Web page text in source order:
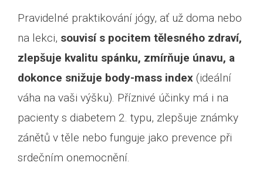
Pravidelné praktikování jógy, ať už doma nebo
na lekci, souvisí s pocitem tělesného zdraví,
zlepšuje kvalitu spánku, zmírňuje únavu, a
dokonce snižuje body-mass index (ideální
váha na vaši výšku). Příznivé účinky má i na
pacienty s diabetem 2. typu, zlepšuje známky
zánětů v těle nebo funguje jako prevence při
srdečním onemocnění.